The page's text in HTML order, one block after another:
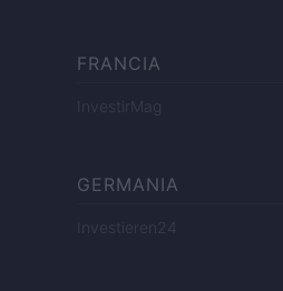
FRANCIA
InvestirMag
GERMANIA
Investieren24